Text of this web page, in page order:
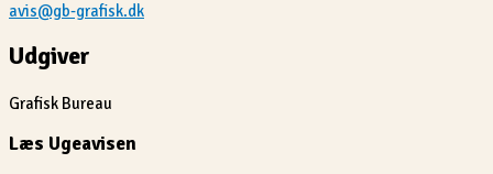
avis@gb-grafisk.dk
Udgiver
Grafisk Bureau
Læs Ugeavisen